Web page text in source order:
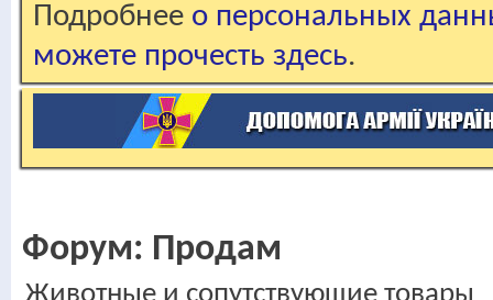
Подробнее о персональных
можете прочесть здесь.
Форум: Продам